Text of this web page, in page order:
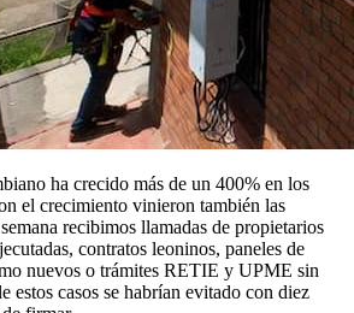
ha crecido más de un 400% en los
el crecimiento vinieron también las
recibimos llamadas de propietarios
contratos leoninos, paneles de
nuevos o trámites RETIE y UPME sin
estos casos se habrían evitado con diez